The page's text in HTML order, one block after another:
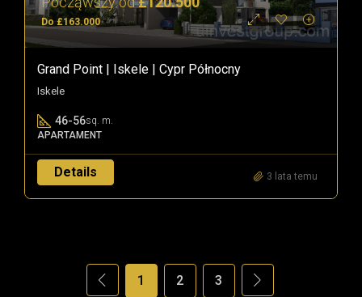
Do £163.000
Grand Point | Iskele | Cypr Północny
Iskele
46-56sq. m.
APARTAMENT
Details 3 lata temu
1 2 3